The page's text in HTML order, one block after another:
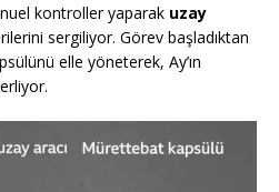
kontroller yaparak uzay
sergiliyor. Görev başladıktan
elle yöneterek, Ay’ın